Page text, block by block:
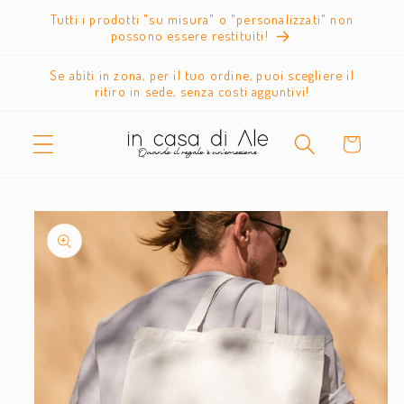
direttamente
Tutti i prodotti "su misura" o "personalizzati" non
possono essere restituiti!
Se abiti in zona, per il tuo ordine, puoi scegliere il
ritiro in sede, senza costi agguntivi!
Carrello
Passa alle
informazioni
sul prodotto